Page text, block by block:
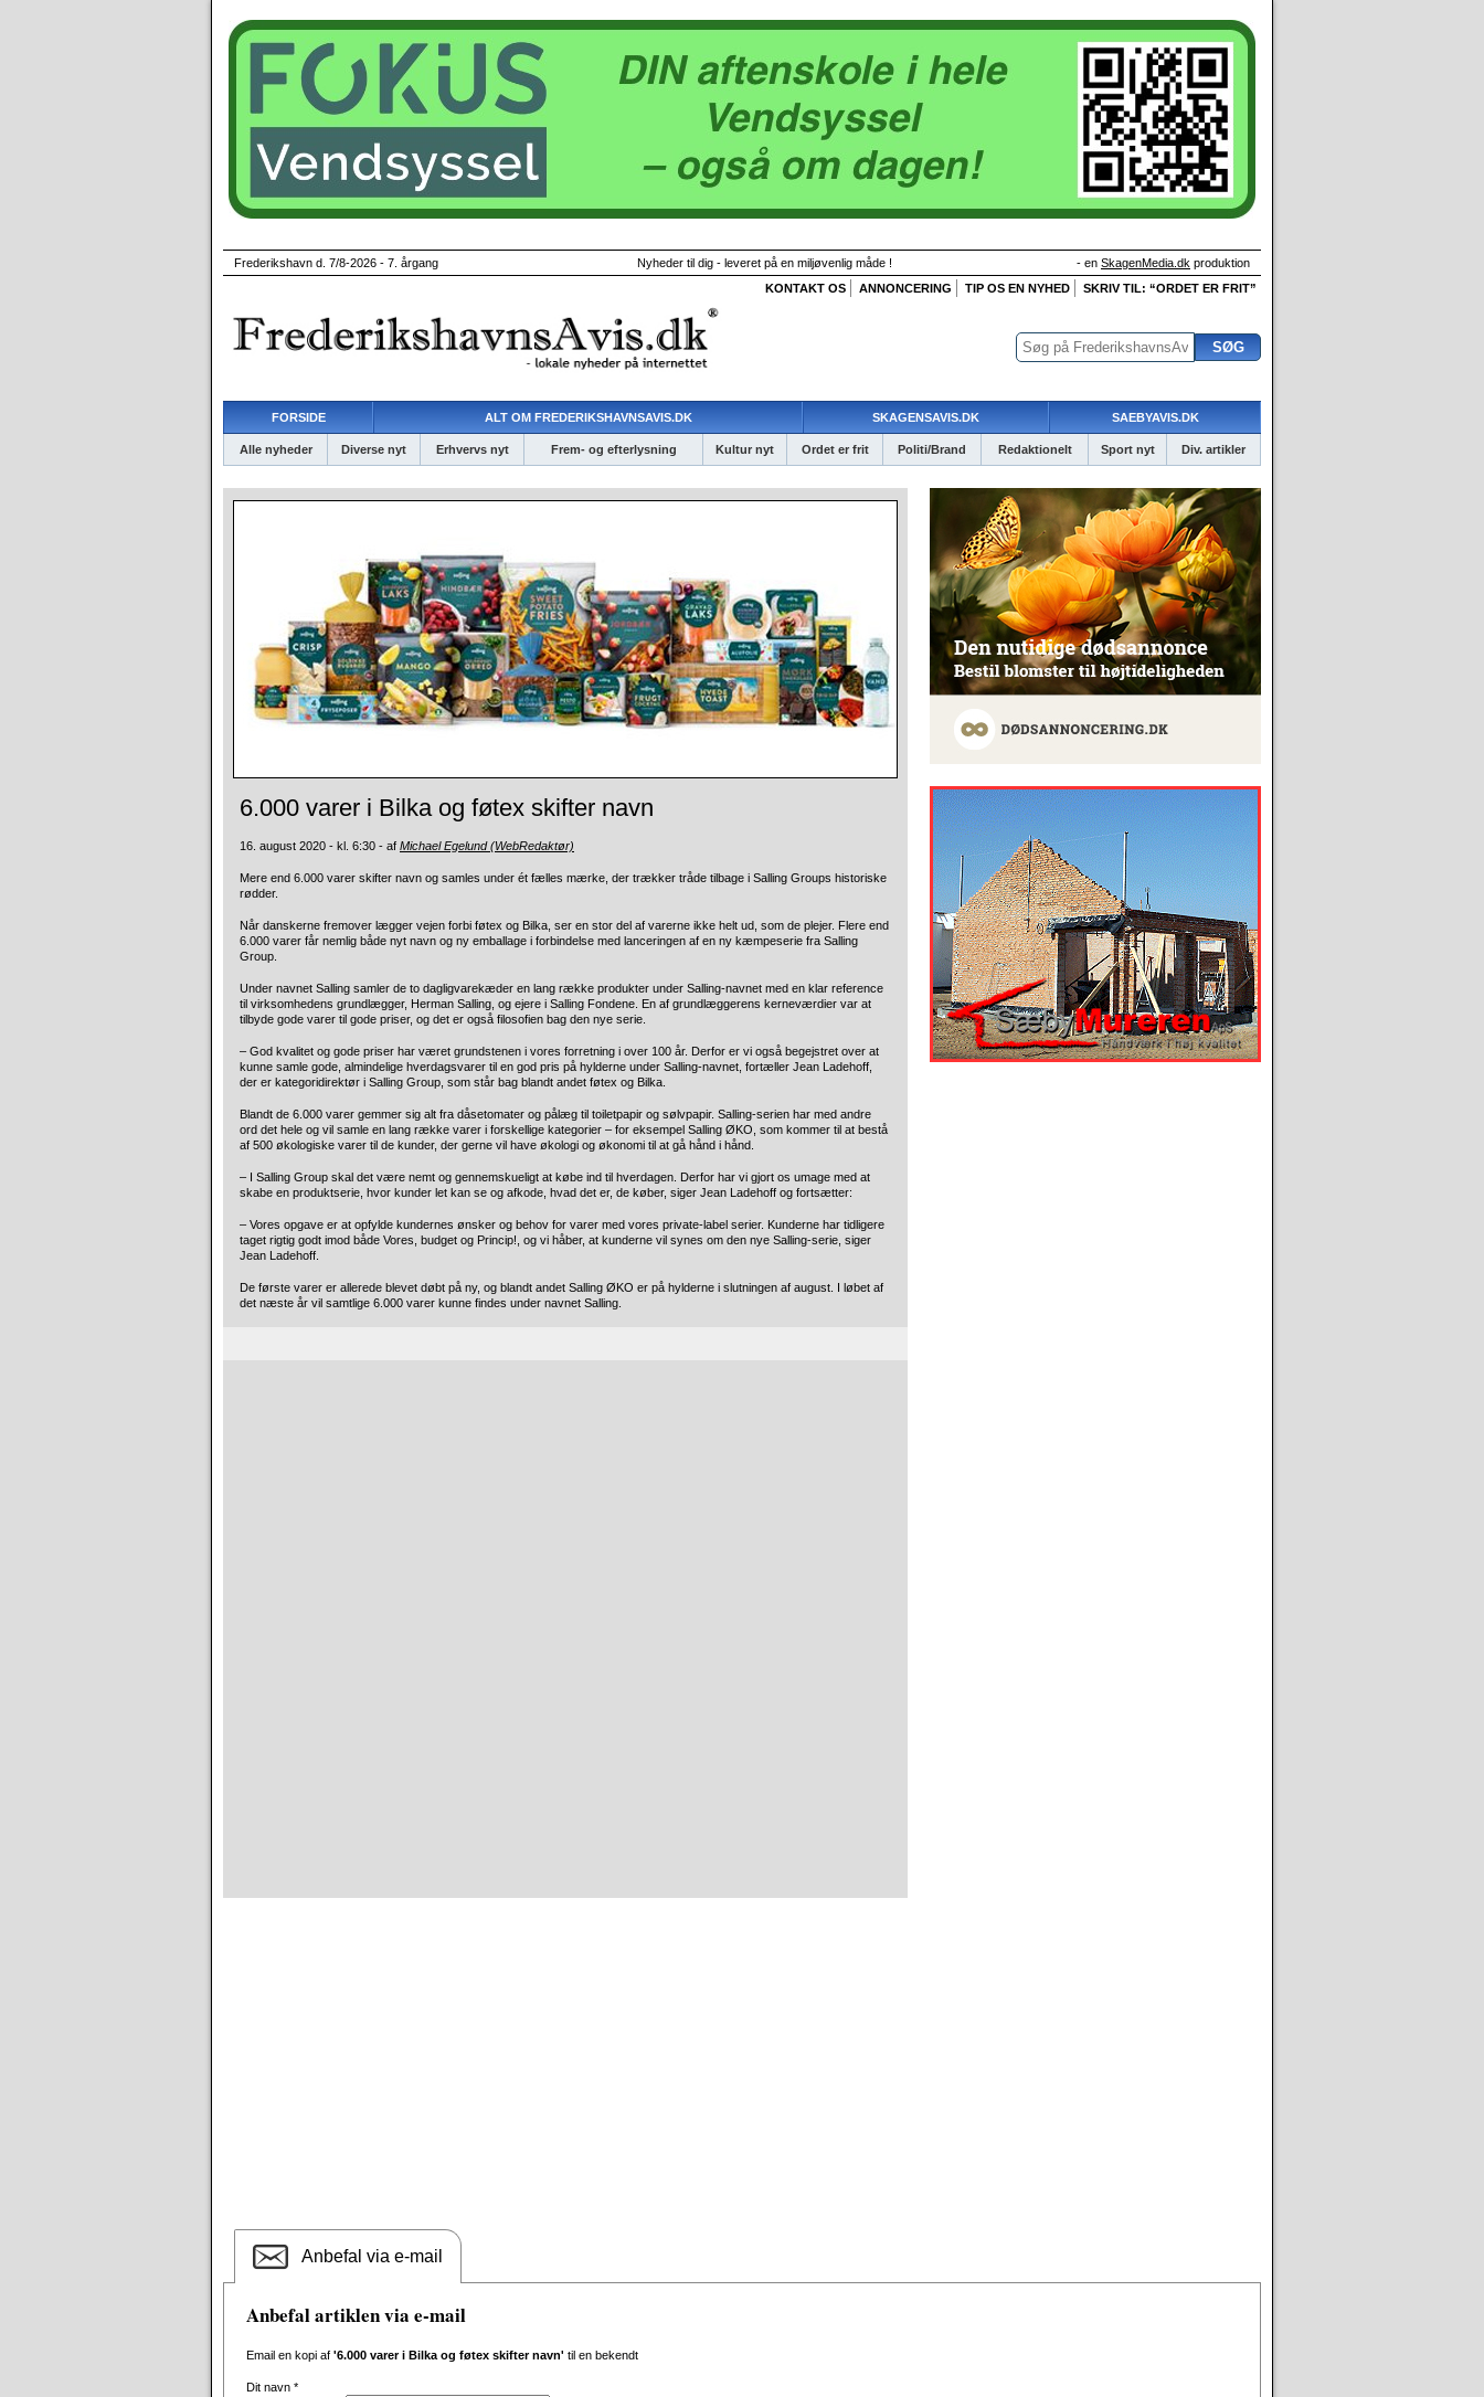
Frederikshavn d. 7/8-2026 - 7. årgang Nyheder til dig - leveret på en miljøvenlig måde ! - en SkagenMedia.dk produktion
KONTAKT OS
ANNONCERING TIP OS EN NYHED SKRIV TIL: “ORDET ER FRIT”
FORSIDE ALT OM FREDERIKSHAVNSAVIS.DK SKAGENSAVIS.DK SAEBYAVIS.DK
Alle nyheder Diverse nyt Erhvervs nyt Frem- og efterlysning Kultur nyt Ordet er frit Politi/Brand Redaktionelt Sport nyt Div. artikler
6.000 varer i Bilka og føtex skifter navn
16. august 2020 - kl. 6:30 - af Michael Egelund (WebRedaktør)
Mere end 6.000 varer skifter navn og samles under ét fælles mærke, der trækker tråde tilbage i Salling Groups historiske
rødder.
Når danskerne fremover lægger vejen forbi føtex og Bilka, ser en stor del af varerne ikke helt ud, som de plejer. Flere end
6.000 varer får nemlig både nyt navn og ny emballage i forbindelse med lanceringen af en ny kæmpeserie fra Salling
Group.
Under navnet Salling samler de to dagligvarekæder en lang række produkter under Salling-navnet med en klar reference
til virksomhedens grundlægger, Herman Salling, og ejere i Salling Fondene. En af grundlæggerens kerneværdier var at
tilbyde gode varer til gode priser, og det er også filosofien bag den nye serie.
– God kvalitet og gode priser har været grundstenen i vores forretning i over 100 år. Derfor er vi også begejstret over at
kunne samle gode, almindelige hverdagsvarer til en god pris på hylderne under Salling-navnet, fortæller Jean Ladehoff,
der er kategoridirektør i Salling Group, som står bag blandt andet føtex og Bilka.
Blandt de 6.000 varer gemmer sig alt fra dåsetomater og pålæg til toiletpapir og sølvpapir. Salling-serien har med andre
ord det hele og vil samle en lang række varer i forskellige kategorier – for eksempel Salling ØKO, som kommer til at bestå
af 500 økologiske varer til de kunder, der gerne vil have økologi og økonomi til at gå hånd i hånd.
– I Salling Group skal det være nemt og gennemskueligt at købe ind til hverdagen. Derfor har vi gjort os umage med at
skabe en produktserie, hvor kunder let kan se og afkode, hvad det er, de køber, siger Jean Ladehoff og fortsætter:
– Vores opgave er at opfylde kundernes ønsker og behov for varer med vores private-label serier. Kunderne har tidligere
taget rigtig godt imod både Vores, budget og Princip!, og vi håber, at kunderne vil synes om den nye Salling-serie, siger
Jean Ladehoff.
De første varer er allerede blevet døbt på ny, og blandt andet Salling ØKO er på hylderne i slutningen af august. I løbet af
det næste år vil samtlige 6.000 varer kunne findes under navnet Salling.
Anbefal via e-mail
Anbefal artiklen via e-mail
Email en kopi af '6.000 varer i Bilka og føtex skifter navn' til en bekendt
Dit navn *